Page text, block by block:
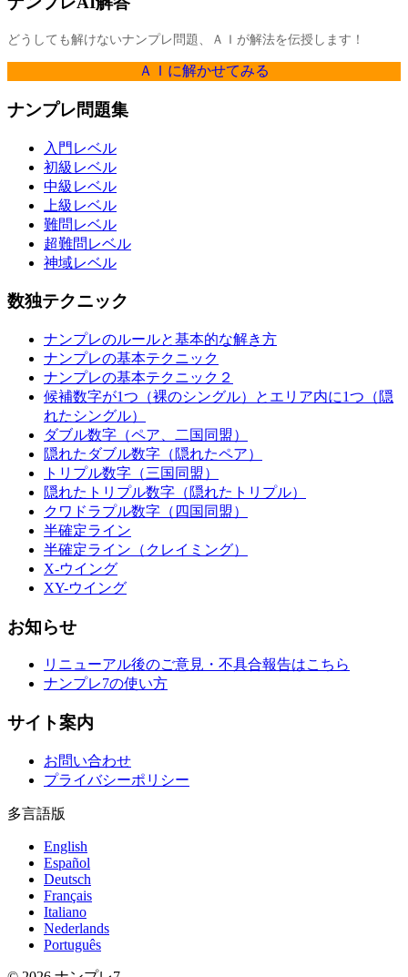
どうしても解けないナンプレ問題、ＡＩが解法を伝授します！
ＡＩに解かせてみる
ナンプレ問題集
入門レベル
初級レベル
中級レベル
上級レベル
難問レベル
超難問レベル
神域レベル
数独テクニック
ナンプレのルールと基本的な解き方
ナンプレの基本テクニック
ナンプレの基本テクニック２
候補数字が1つ（裸のシングル）とエリア内に1つ（隠
れたシングル）
ダブル数字（ペア、二国同盟）
隠れたダブル数字（隠れたペア）
トリプル数字（三国同盟）
隠れたトリプル数字（隠れたトリプル）
クワドラプル数字（四国同盟）
半確定ライン
半確定ライン（クレイミング）
X-ウイング
XY-ウイング
お知らせ
リニューアル後のご意見・不具合報告はこちら
ナンプレ7の使い方
サイト案内
お問い合わせ
プライバシーポリシー
多言語版
English
Español
Deutsch
Français
Italiano
Nederlands
Português